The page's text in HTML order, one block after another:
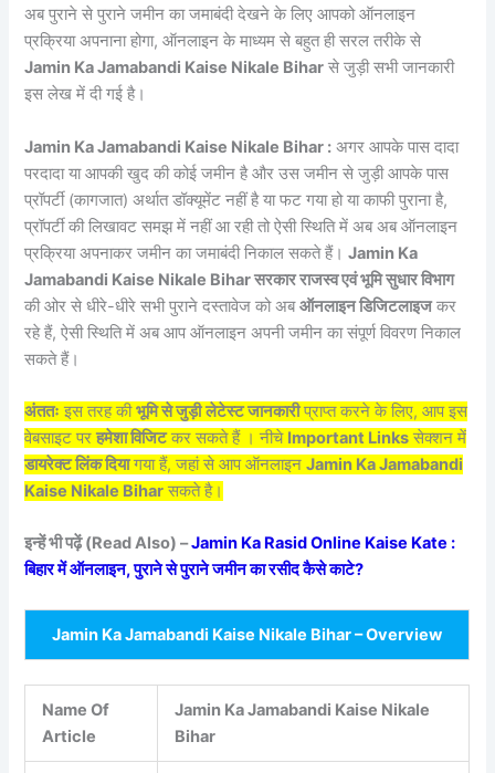
अब पुराने से पुराने जमीन का जमाबंदी देखने के लिए आपको ऑनलाइन
प्रक्रिया अपनाना होगा, ऑनलाइन के माध्यम से बहुत ही सरल तरीके से
Jamin Ka Jamabandi Kaise Nikale Bihar से जुड़ी सभी जानकारी
इस लेख में दी गई है।
Jamin Ka Jamabandi Kaise Nikale Bihar : अगर आपके पास दादा
परदादा या आपकी खुद की कोई जमीन है और उस जमीन से जुड़ी आपके पास
प्रॉपर्टी (कागजात) अर्थात डॉक्यूमेंट नहीं है या फट गया हो या काफी पुराना है,
प्रॉपर्टी की लिखावट समझ में नहीं आ रही तो ऐसी स्थिति में अब अब ऑनलाइन
प्रक्रिया अपनाकर जमीन का जमाबंदी निकाल सकते हैं।Jamin Ka
Jamabandi Kaise Nikale Bihar सरकार राजस्व एवं भूमि सुधार विभाग
की ओर से धीरे-धीरे सभी पुराने दस्तावेज को अबऑनलाइन डिजिटलाइजकर
रहे हैं, ऐसी स्थिति में अब आप ऑनलाइन अपनी जमीन का संपूर्ण विवरण निकाल
सकते हैं।
अंततः इस तरह कीभूमि से जुड़ी लेटेस्ट जानकारीप्राप्त करने के लिए, आप इस
वेबसाइट परहमेशा विजिटकर सकते हैं । नीचे Important Links सेक्शन में
डायरेक्ट लिंक दियागया हैं, जहां से आप ऑनलाइनJamin Ka Jamabandi
Kaise Nikale Bihar सकते है।
इन्हें भी पढ़ें (Read Also) –Jamin Ka Rasid Online Kaise Kate :
बिहार में ऑनलाइन, पुराने से पुराने जमीन का रसीद कैसे काटे?
Jamin Ka Jamabandi Kaise Nikale Bihar – Overview
Name Of
Article
Jamin Ka Jamabandi Kaise Nikale
Bihar